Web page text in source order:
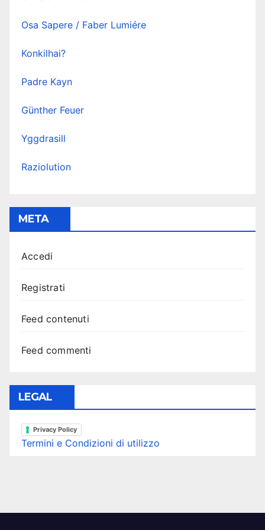
Osa Sapere / Faber Lumiére
Konkilhai?
Padre Kayn
Günther Feuer
Yggdrasill
Raziolution
META
Accedi
Registrati
Feed contenuti
Feed commenti
LEGAL
Privacy Policy
Termini e Condizioni di utilizzo